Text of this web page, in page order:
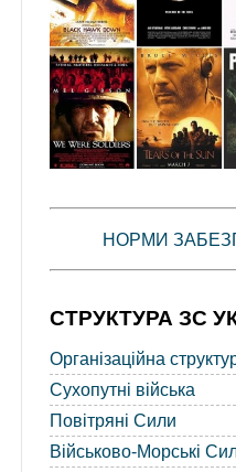
НОРМИ
СТРУКТУРА ЗС
Організаційна
Сухопутні війська
Повітряні Сили
Військово-Морські